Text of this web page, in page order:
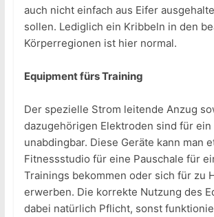
auch nicht einfach aus Eifer
sollen. Lediglich ein Kribbeln in den
Körperregionen ist hier normal.
Equipment fürs Training
Der spezielle Strom leitende Anzug
dazugehörigen Elektroden sind für ein
unabdingbar. Diese Geräte kann man
Fitnessstudio für eine Pauschale für
Trainings bekommen oder sich für zu
erwerben. Die korrekte Nutzung des
dabei natürlich Pflicht, sonst